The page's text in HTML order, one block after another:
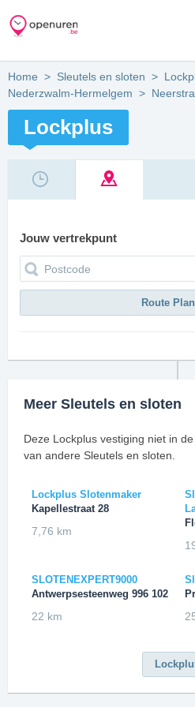
Home > Sleutels en sloten >
Nederzwalm-Hermelgem >
Lockplus
Jouw vertrekpunt
Meer Sleutels en sloten
Deze Lockplus vestiging niet in
van andere Sleutels en sloten.
Lockplus Slotenmaker
Kapellestraat 28
7,76 km
SLOTENEXPERT9000
Antwerpsesteenweg 996 102
22 km